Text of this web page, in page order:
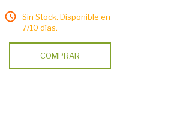
Sin Stock. Disponible en
7/10 días.
COMPRAR